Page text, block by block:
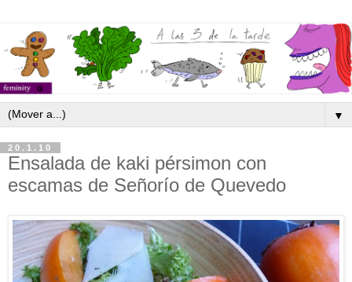
▼
20.1.10
Ensalada de kaki pérsimon con
escamas de Señorío de Quevedo